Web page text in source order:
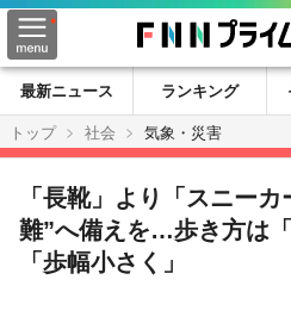
最新ニュース ランキング
トップ
社会 気象・災害
「長靴」より「スニー
難”へ備えを…歩き方は「
「歩幅小さく」